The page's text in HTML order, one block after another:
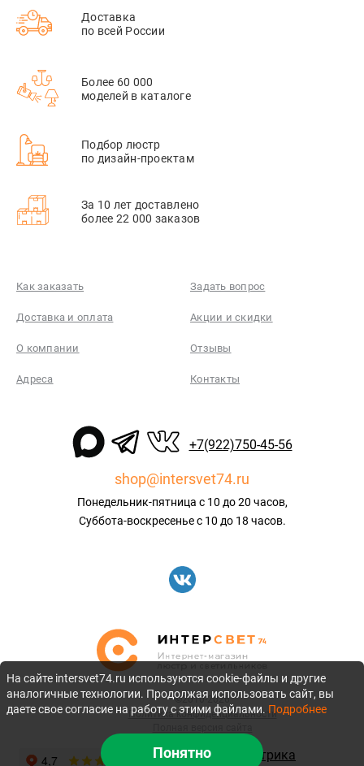
Доставка
по всей России
Более 60 000
моделей в каталоге
Подбор люстр
по дизайн-проектам
За 10 лет доставлено
более 22 000 заказов
Как заказать Задать вопрос
Доставка и оплата Акции и скидки
О компании Отзывы
Адреса Контакты
+7(922)750-45-56
shop@intersvet74.ru
Понедельник-пятница с 10 до 20 часов,
Суббота-воскресенье с 10 до 18 часов.
©2010-2026
Политика конфиденциальности
На сайте intersvet74.ru используются cookie-файлы и другие
аналогичные технологии. Продолжая использовать сайт, вы
даете свое согласие на работу с этими файлами. Подробнее
Понятно